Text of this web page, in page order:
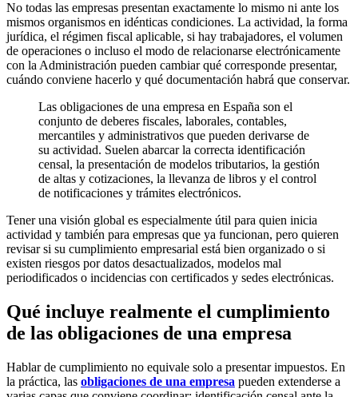
No todas las empresas presentan exactamente lo mismo ni ante los
mismos organismos en idénticas condiciones. La actividad, la forma
jurídica, el régimen fiscal aplicable, si hay trabajadores, el volumen
de operaciones o incluso el modo de relacionarse electrónicamente
con la Administración pueden cambiar qué corresponde presentar,
cuándo conviene hacerlo y qué documentación habrá que conservar.
Las obligaciones de una empresa en España son el
conjunto de deberes fiscales, laborales, contables,
mercantiles y administrativos que pueden derivarse de
su actividad. Suelen abarcar la correcta identificación
censal, la presentación de modelos tributarios, la gestión
de altas y cotizaciones, la llevanza de libros y el control
de notificaciones y trámites electrónicos.
Tener una visión global es especialmente útil para quien inicia
actividad y también para empresas que ya funcionan, pero quieren
revisar si su cumplimiento empresarial está bien organizado o si
existen riesgos por datos desactualizados, modelos mal
periodificados o incidencias con certificados y sedes electrónicas.
Qué incluye realmente el cumplimiento
de las obligaciones de una empresa
Hablar de cumplimiento no equivale solo a presentar impuestos. En
la práctica, las obligaciones de una empresa pueden extenderse a